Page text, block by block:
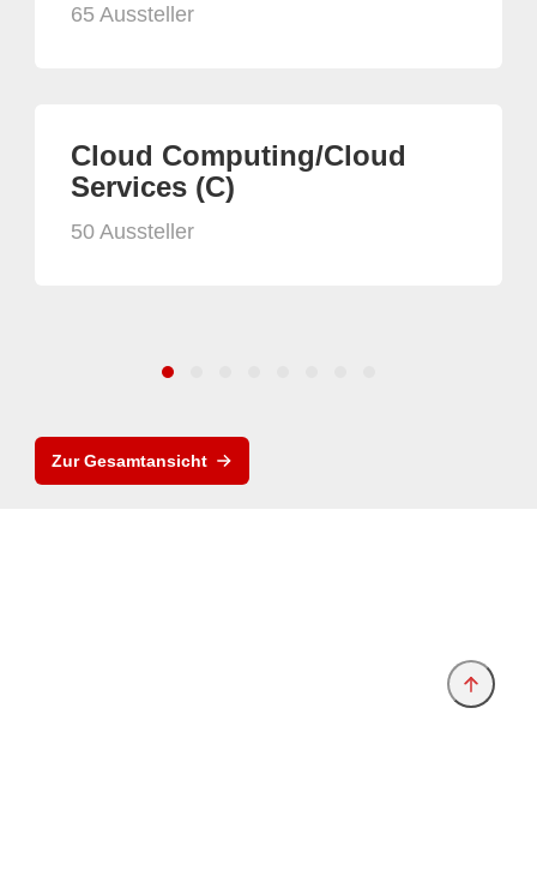
65 Aussteller
Cloud Computing/Cloud
Services (C)
50 Aussteller
Zur Gesamtansicht